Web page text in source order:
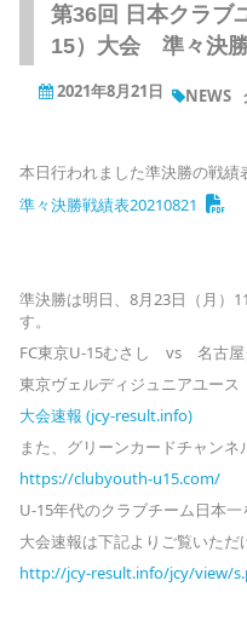
第36回 日本クラブ
15）大会 準々決
2021年8月21日 NEWS
本日行われました準決勝の戦績
準々決勝戦績表20210821
準決勝は明日、8月23日（月）
す。
FC東京U-15むさし vs 名古屋
東京ヴェルディジュニアユー
大会速報 (jcy-result.info)
また、グリーンカードチャンネ
https://clubyouth-u15.com/
U-15年代のクラブチーム日本
大会速報は下記よりご覧いた
http://jcy-result.info/jcy/view/